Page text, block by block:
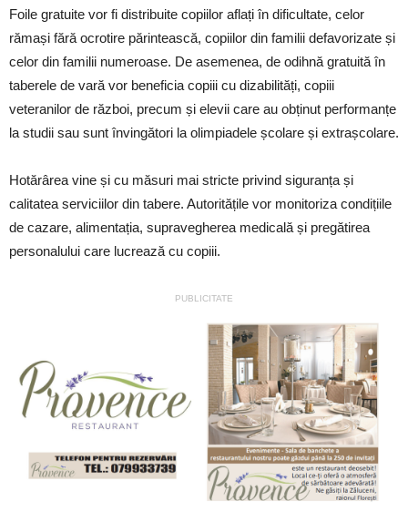
Foile gratuite vor fi distribuite copiilor aflați în dificultate, celor
rămași fără ocrotire părintească, copiilor din familii defavorizate și
celor din familii numeroase. De asemenea, de odihnă gratuită în
taberele de vară vor beneficia copiii cu dizabilități, copiii
veteranilor de război, precum și elevii care au obținut performanțe
la studii sau sunt învingători la olimpiadele școlare și extrașcolare.
Hotărârea vine și cu măsuri mai stricte privind siguranța și
calitatea serviciilor din tabere. Autoritățile vor monitoriza condițiile
de cazare, alimentația, supravegherea medicală și pregătirea
personalului care lucrează cu copiii.
PUBLICITATE